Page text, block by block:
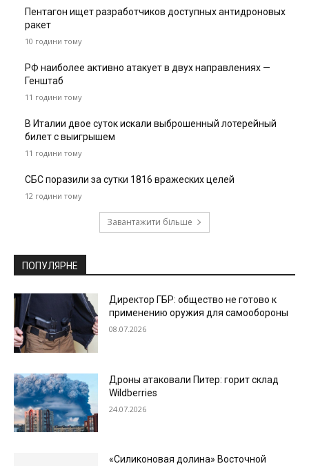
Пентагон ищет разработчиков доступных антидроновых
ракет
10 години тому
РФ наиболее активно атакует в двух направлениях —
Генштаб
11 години тому
В Италии двое суток искали выброшенный лотерейный
билет с выигрышем
11 години тому
СБС поразили за сутки 1816 вражеских целей
12 години тому
Завантажити більше
ПОПУЛЯРНЕ
Директор ГБР: общество не готово к
применению оружия для самообороны
08.07.2026
Дроны атаковали Питер: горит склад
Wildberries
24.07.2026
«Силиконовая долина» Восточной